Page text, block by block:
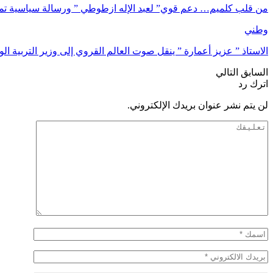
من قلب كلميم… دعم قوي” لعبد الإله ازطوطي ” ورسالة سياسية
وطني
الاستاذ ” عزيز أعمارة ” ينقل صوت العالم القروي إلى وزير التربية
السابق التالي
اترك رد
لن يتم نشر عنوان بريدك الإلكتروني.